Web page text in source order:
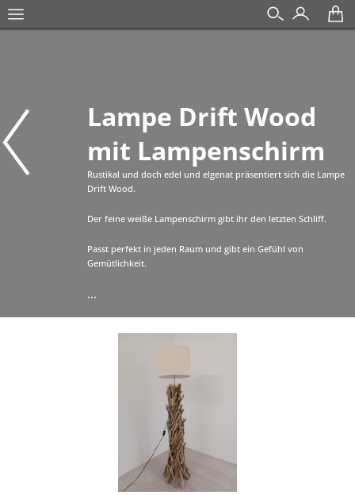
Lampe Drift Wood
mit Lampenschirm
Rustikal und doch edel und elgenat präsentiert sich die Lampe
Drift Wood.
Der feine weiße Lampenschirm gibt ihr den letzten Schliff.
Passt perfekt in jeden Raum und gibt ein Gefühl von
Gemütlichkeit.
...